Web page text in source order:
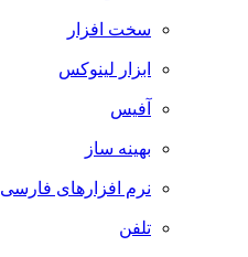
سخت افزار
ابزار لینوکس
آفیس
بهینه ساز
نرم افزارهای فارسی
تلفن